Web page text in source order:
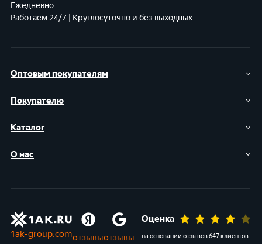
Оптовым покупателям
Покупателю
Каталог
О нас
Ежедневно
Работаем 24/7 | Круглосуточно и без выходных
1ak-group.comотзывыотзывы
Оценка
на основании отзывов647 клиентов.